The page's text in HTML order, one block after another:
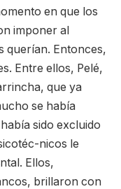
en que los
imponer al
querían. Entonces,
Entre ellos, Pelé,
que ya
se había
sido excluido
nicos le
Ellos,
brillaron con